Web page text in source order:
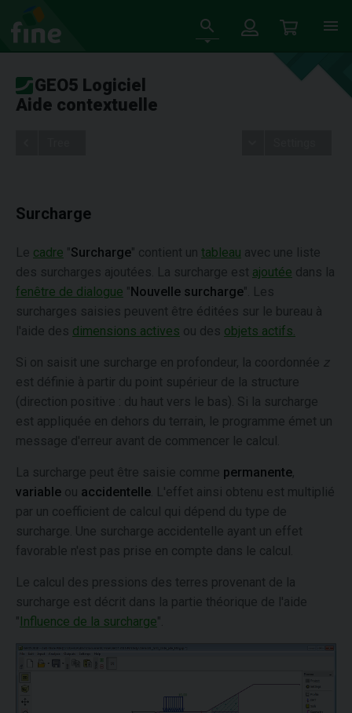
GEO5 Logiciel
Aide contextuelle
Surcharge
Le cadre "Surcharge" contient un tableau avec une liste
des surcharges ajoutées. La surcharge est ajoutée dans la
fenêtre de dialogue "Nouvelle surcharge". Les
surcharges saisies peuvent être éditées sur le bureau à
l'aide des dimensions actives ou des objets actifs.
Si on saisit une surcharge en profondeur, la coordonnée z
est définie à partir du point supérieur de la structure
(direction positive : du haut vers le bas). Si la surcharge
est appliquée en dehors du terrain, le programme émet un
message d'erreur avant de commencer le calcul.
La surcharge peut être saisie comme permanente,
variable ou accidentelle . L'effet ainsi obtenu est multiplié
par un coefficient de calcul qui dépend du type de
surcharge. Une surcharge accidentelle ayant un effet
favorable n'est pas prise en compte dans le calcul.
Le calcul des pressions des terres provenant de la
surcharge est décrit dans la partie théorique de l'aide
"Influence de la surcharge".